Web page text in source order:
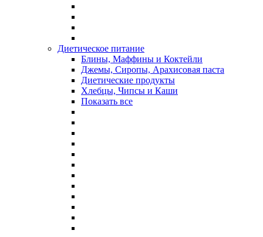
Диетическое питание
Блины, Маффины и Коктейли
Джемы, Сиропы, Арахисовая паста
Диетические продукты
Хлебцы, Чипсы и Каши
Показать все